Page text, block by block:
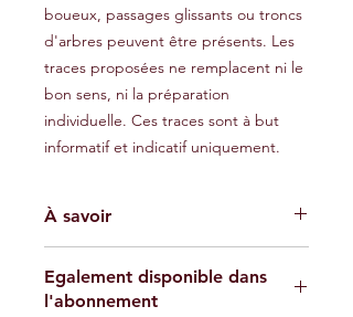
boueux, passages glissants ou troncs
d'arbres peuvent être présents. Les
traces proposées ne remplacent ni le
bon sens, ni la préparation
individuelle. Ces traces sont à but
informatif et indicatif uniquement.
À savoir
indicatif et ne garantissent pas
l'absence de risques. Chaque
Egalement disponible dans
l'abonnement